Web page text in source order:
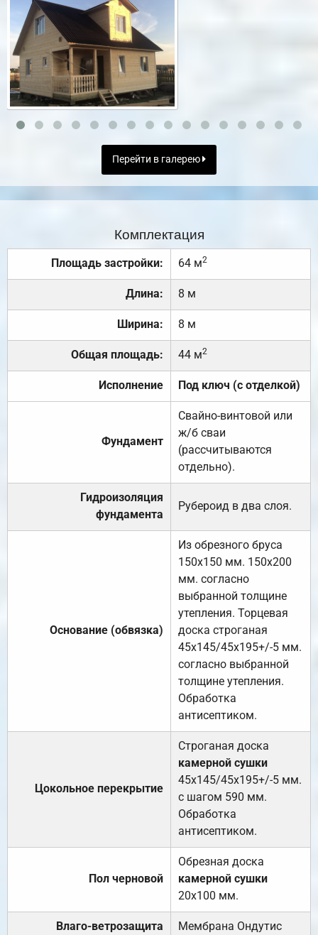
Перейти в галерею
Комплектация
Площадь застройки: 64 м2
Длина: 8 м
Ширина: 8 м
Общая площадь: 44 м2
Исполнение Под ключ (с отделкой)
Фундамент
Свайно-винтовой или
ж/б сваи
(рассчитываются
отдельно).
Гидроизоляция
фундамента
Рубероид в два слоя.
Основание (обвязка)
Из обрезного бруса
150х150 мм. 150х200
мм. согласно
выбранной толщине
утепления. Торцевая
доска строганая
45х145/45х195+/-5 мм.
согласно выбранной
толщине утепления.
Обработка
антисептиком.
Цокольное перекрытие
Строганая доска
камерной сушки
45х145/45х195+/-5 мм.
с шагом 590 мм.
Обработка
антисептиком.
Пол черновой
Обрезная доска
камерной сушки
20х100 мм.
Влаго-ветрозащита
Мембрана Ондутис